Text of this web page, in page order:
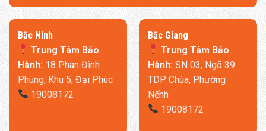
toàn diện hơn. Túi khí hoạt động với độ ồn cực
thấp <50dB nên hầu như không làm ảnh hưởng nhiều đến quá
trình massage và thư giãn của người dùng.
​Bắc Ninh
Trung Tâm Bảo
Hành:18 Phan Đình
Phùng, Khu 5, Đại Phúc
19008172
​Bắc Giang
Trung Tâm Bảo
Hành:SN 03, Ngõ 39
TDP Chùa, Phường
Nếnh
19008172